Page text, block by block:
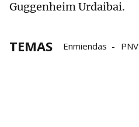
Guggenheim Urdaibai.
TEMAS Enmiendas PNV